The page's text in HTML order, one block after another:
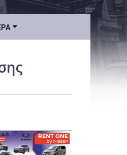

Υγεία
Ταξίδια
Επιστήμη
Περιβάλλον
Κόσμος